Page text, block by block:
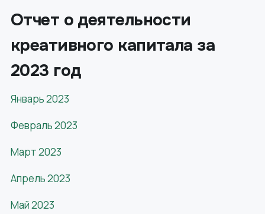
Отчет о деятельности
креативного капитала за
2023 год
Январь 2023
Февраль 2023
Март 2023
Апрель 2023
Май 2023